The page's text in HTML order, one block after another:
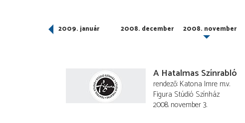
2009. január 2008. december 2008. november
A Hatalmas Színrabló
rendező Katona Imre m.v.
Figura Stúdió Színház
2008. november 3.